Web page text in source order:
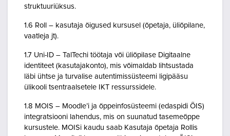
struktuuriüksus.
1.6 Roll – kasutaja õigused kursusel (õpetaja, üliõpilane,
vaatleja jt).
1.7 Uni-ID – TalTechi töötaja või üliõpilase Digitaalne
identiteet (kasutajakonto), mis võimaldab lihtsustada
läbi ühtse ja turvalise autentimissüsteemi ligipääsu
ülikooli tsentraalsetele IKT ressurssidele.
1.8 MOIS – Moodle’i ja õppeinfosüsteemi (edaspidi ÕIS)
integratsiooni lahendus, mis on suunatud tasemeõppe
kursustele. MOISi kaudu saab Kasutaja õpetaja Rollis